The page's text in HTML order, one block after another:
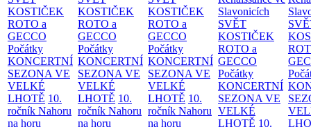
KOSTIČEK
ROTO a
GECCO
Počátky
KONCERTNÍ
SEZONA VE
VELKÉ
LHOTĚ 10.
ročník Nahoru
na horu
KOSTIČEK
ROTO a
GECCO
Počátky
KONCERTNÍ
SEZONA VE
VELKÉ
LHOTĚ 10.
ročník Nahoru
na horu
KOSTIČEK
ROTO a
GECCO
Počátky
KONCERTNÍ
SEZONA VE
VELKÉ
LHOTĚ 10.
ročník Nahoru
na horu
Slavonicích
SVĚT
KOSTIČEK
ROTO a
GECCO
Počátky
KONCERTNÍ
SEZONA VE
VELKÉ
LHOTĚ 10.